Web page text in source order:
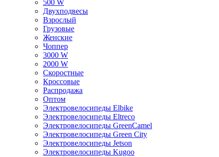
500 W
Двухподвесы
Взрослый
Грузовые
Женские
Чоппер
3000 W
2000 W
Скоростные
Кроссовые
Распродажа
Оптом
Электровелосипеды Elbike
Электровелосипеды Eltreco
Электровелосипеды GreenCamel
Электровелосипеды Green City
Электровелосипеды Jetson
Электровелосипеды Kugoo